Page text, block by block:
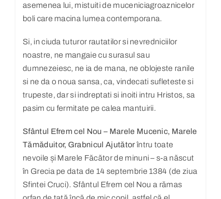
asemenea lui, mistuiti de muceniciagroaznicelor
boli care macina lumea contemporana.
Si, in ciuda tuturor rautatilor si nevredniciilor
noastre, ne mangaie cu surasul sau
dumnezeiesc, ne ia de mana, ne oblojeste ranile
si ne da o noua sansa, ca, vindecati sufleteste si
trupeste, dar si indreptati si inoiti intru Hristos, sa
pasim cu fermitate pe calea mantuirii.
Sfântul Efrem cel Nou – Marele Mucenic, Marele
Tămăduitor, Grabnicul Ajutătorîntru toate
nevoile și Marele Făcător de minuni – s-a născut
în Grecia pe data de 14 septembrie 1384 (de ziua
Sfintei Cruci). Sfântul Efrem cel Nou a rămas